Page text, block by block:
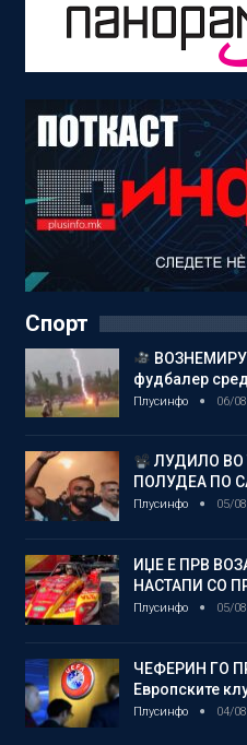
Спорт
фудбалер
Плусинфо 06/
ЛУДИЛО ВО
ПОЛУДЕА ПО
Плусинфо 05/
ИЏЕ Е ПРВ
НАСТАПИ СО
Плусинфо 05/
ЧЕФЕРИН ГО
Европските
Плусинфо 04/